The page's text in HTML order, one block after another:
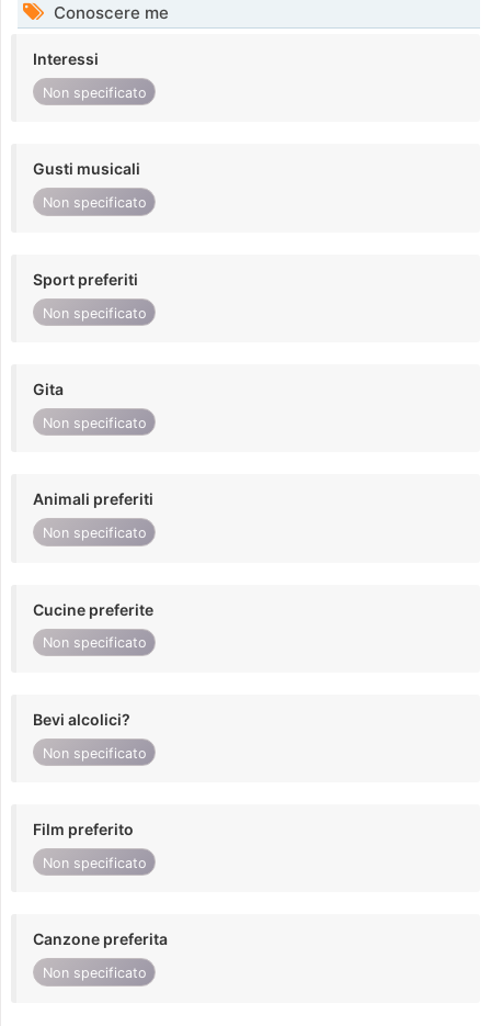
Conoscere me
Interessi
Non specificato
Gusti musicali
Non specificato
Sport preferiti
Non specificato
Gita
Non specificato
Animali preferiti
Non specificato
Cucine preferite
Non specificato
Bevi alcolici?
Non specificato
Film preferito
Non specificato
Canzone preferita
Non specificato